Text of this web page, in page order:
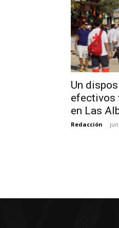
Un
efectivos
en Las
Redacción -